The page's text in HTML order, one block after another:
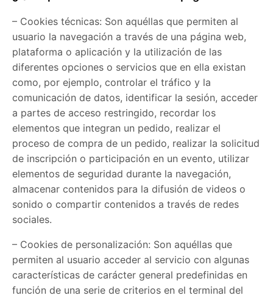
– Cookies técnicas: Son aquéllas que permiten al
usuario la navegación a través de una página web,
plataforma o aplicación y la utilización de las
diferentes opciones o servicios que en ella existan
como, por ejemplo, controlar el tráfico y la
comunicación de datos, identificar la sesión, acceder
a partes de acceso restringido, recordar los
elementos que integran un pedido, realizar el
proceso de compra de un pedido, realizar la solicitud
de inscripción o participación en un evento, utilizar
elementos de seguridad durante la navegación,
almacenar contenidos para la difusión de videos o
sonido o compartir contenidos a través de redes
sociales.
– Cookies de personalización: Son aquéllas que
permiten al usuario acceder al servicio con algunas
características de carácter general predefinidas en
función de una serie de criterios en el terminal del